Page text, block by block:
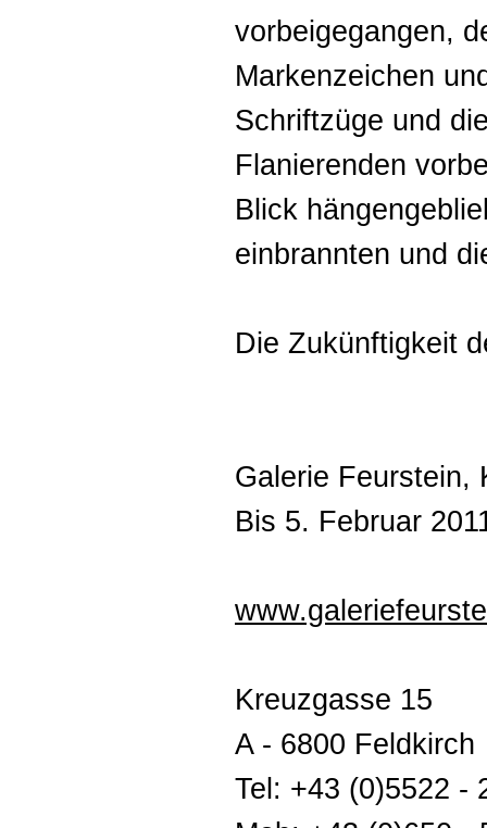
vorbeigegangen,
Markenzeichen
Schriftzüge und
Flanierenden
Blick
einbrannten und
Die Zukünftigkeit
Galerie Feurstein,
Bis 5. Februar
Kreuzgasse 15
A - 6800 Feldkirch
Tel: +43 (0)5522 -